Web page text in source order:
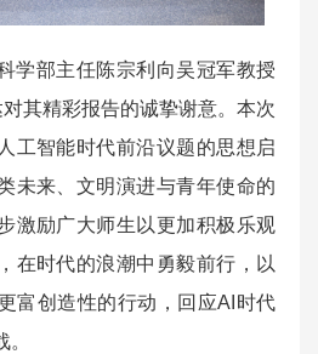
学部主任陈宗利向吴冠军教授
对其精彩报告的诚挚谢意。本次
工智能时代前沿议题的思想启
未来、文明演进与青年使命的
激励广大师生以更加积极乐观
在时代的浪潮中勇毅前行，以
富创造性的行动，回应AI时代